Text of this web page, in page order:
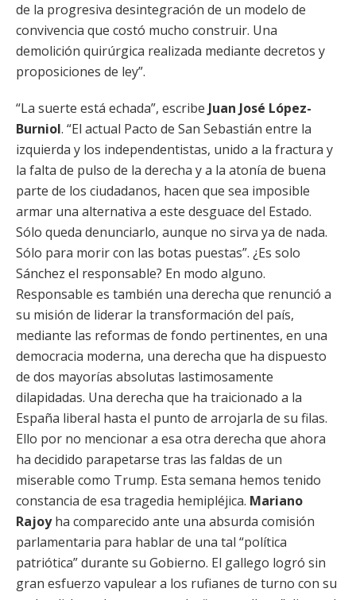
de la progresiva desintegración de un modelo de
convivencia que costó mucho construir. Una
demolición quirúrgica realizada mediante decretos y
proposiciones de ley”.
“La suerte está echada”, escribe Juan José López-
Burniol. “El actual Pacto de San Sebastián entre la
izquierda y los independentistas, unido a la fractura y
la falta de pulso de la derecha y a la atonía de buena
parte de los ciudadanos, hacen que sea imposible
armar una alternativa a este desguace del Estado.
Sólo queda denunciarlo, aunque no sirva ya de nada.
Sólo para morir con las botas puestas”. ¿Es solo
Sánchez el responsable? En modo alguno.
Responsable es también una derecha que renunció a
su misión de liderar la transformación del país,
mediante las reformas de fondo pertinentes, en una
democracia moderna, una derecha que ha dispuesto
de dos mayorías absolutas lastimosamente
dilapidadas. Una derecha que ha traicionado a la
España liberal hasta el punto de arrojarla de su filas.
Ello por no mencionar a esa otra derecha que ahora
ha decidido parapetarse tras las faldas de un
miserable como Trump. Esta semana hemos tenido
constancia de esa tragedia hemipléjica. Mariano
Rajoyha comparecido ante una absurda comisión
parlamentaria para hablar de una tal “política
patriótica” durante su Gobierno. El gallego logró sin
gran esfuerzo vapulear a los rufianes de turno con su